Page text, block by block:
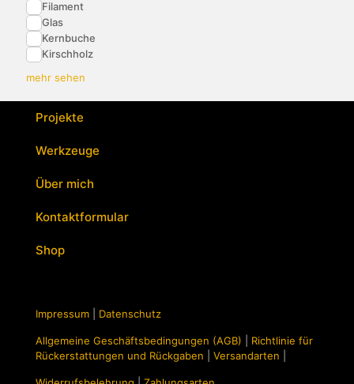
Filament
Glas
Kernbuche
Kirschholz
mehr sehen
Projekte
Werkzeuge
Über mich
Kontaktformular
Shop
Impressum Datenschutz
Allgemeine Geschäftsbedingungen (AGB)
Richtlinie für
Rückerstattungen und Rückgaben
Versandarten